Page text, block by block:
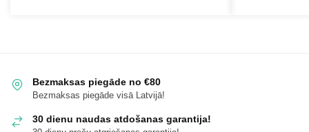
Bezmaksas piegāde no €80
Bezmaksas piegāde visā Latvijā!
30 dienu naudas atdošanas garantija!